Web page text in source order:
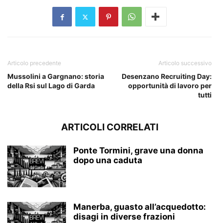
Articolo precedente
Mussolini a Gargnano: storia
della Rsi sul Lago di Garda
Articolo successivo
Desenzano Recruiting Day:
opportunità di lavoro per
tutti
ARTICOLI CORRELATI
Ponte Tormini, grave una donna
dopo una caduta
Manerba, guasto all’acquedotto:
disagi in diverse frazioni